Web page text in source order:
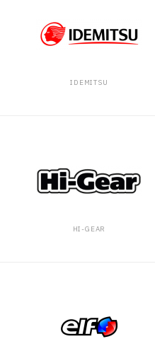
IDEMITSU
HI-GEAR